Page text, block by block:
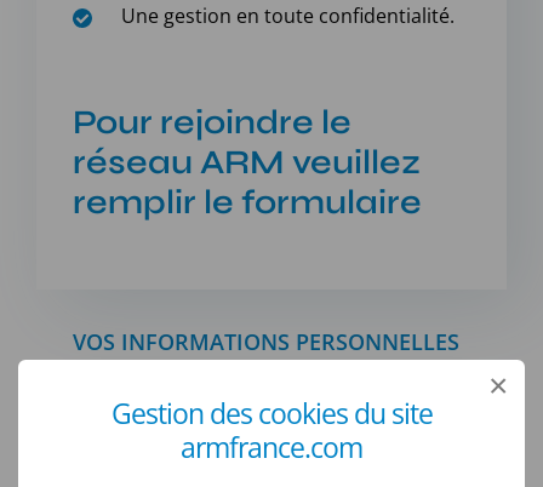
Gestion des cookies du site
armfrance.com
×
Une gestion en toute confidentialité.
Pour rejoindre le
réseau ARM veuillez
remplir le formulaire
VOS INFORMATIONS PERSONNELLES